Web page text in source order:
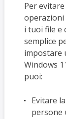
Per
operazioni
i tuoi file e
semplice
impostare
Windows
puoi:
Evitare
persone